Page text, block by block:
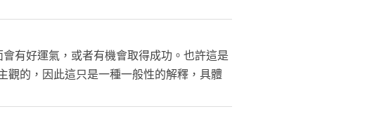
有好運氣，或者有機會取得成功。也許這是
觀的，因此這只是一種一般性的解釋，具體